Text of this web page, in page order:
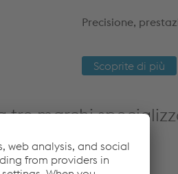
Precisione,
Scoprite di più
marchi